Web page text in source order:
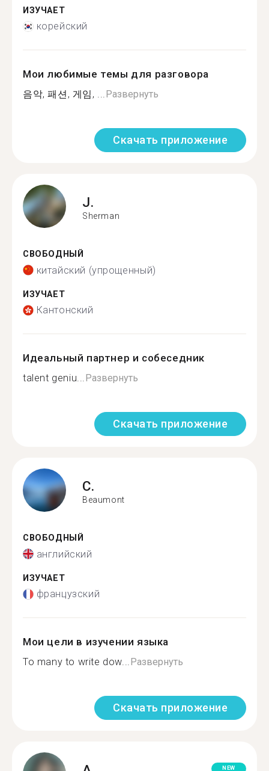
ИЗУЧАЕТ
корейский
Мои любимые темы для разговора
음악, 패션, 게임, ...Развернуть
Скачать приложение
J.
Sherman
СВОБОДНЫЙ
китайский (упрощенный)
ИЗУЧАЕТ
Кантонский
Идеальный партнер и собеседник
talent geniu...Развернуть
Скачать приложение
C.
Beaumont
СВОБОДНЫЙ
английский
ИЗУЧАЕТ
французский
Мои цели в изучении языка
To many to write dow...Развернуть
Скачать приложение
NEW